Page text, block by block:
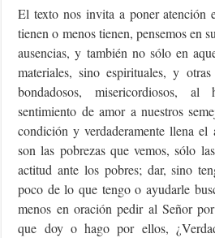
El texto nos invita a poner atención
tienen o menos tienen, pensemos en
ausencias, y también no sólo en
materiales, sino espirituales, y
bondadosos, misericordiosos,
sentimiento de amor a nuestros
condición y verdaderamente llena el
son las pobrezas que vemos, sólo
actitud ante los pobres; dar, sino
poco de lo que tengo o ayudarle
menos en oración pedir al Señor
que doy o hago por ellos,